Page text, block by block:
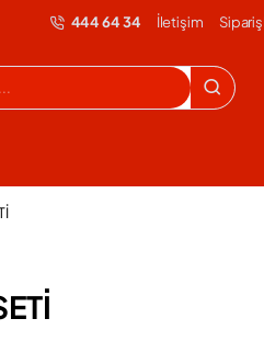
444 64 34 İletişim